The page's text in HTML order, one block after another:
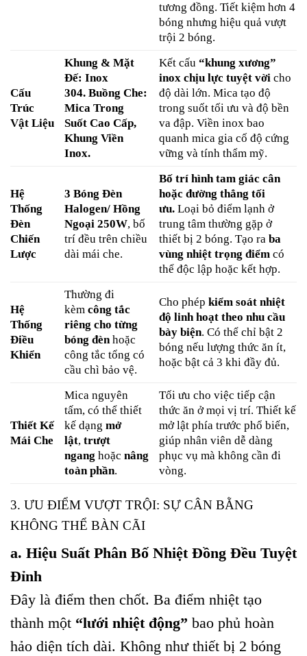
tương đồng. Tiết kiệm hơn 4
bóng nhưng hiệu quả vượt
trội 2 bóng.
Cấu
Trúc
Vật Liệu
Khung & Mặt
Đế: Inox
304. Buồng Che:
Mica Trong
Suốt Cao Cấp,
Khung Viền
Inox.
Kết cấu“khung xương”
inox chịu lực tuyệt vời cho
độ dài lớn. Mica tạo độ
trong suốt tối ưu và độ bền
va đập. Viền inox bao
quanh mica gia cố độ cứng
vững và tính thẩm mỹ.
Hệ
Thống
Đèn
Chiến
Lược
3 Bóng Đèn
Halogen/ Hồng
Ngoại 250W, bố
trí đều trên chiều
dài mái che.
Bố trí hình tam giác cân
hoặc đường thẳng tối
ưu. Loại bỏ điểm lạnh ở
trung tâm thường gặp ở
thiết bị 2 bóng. Tạo raba
vùng nhiệt trọng điểm có
thể độc lập hoặc kết hợp.
Hệ
Thống
Điều
Khiển
Thường đi
kèmcông tắc
riêng cho từng
bóng đènhoặc
công tắc tổng có
cầu chì bảo vệ.
Cho phépkiểm soát nhiệt
độ linh hoạt theo nhu cầu
bày biện. Có thể chỉ bật 2
bóng nếu lượng thức ăn ít,
hoặc bật cả 3 khi đầy đủ.
Thiết Kế
Mái Che
Mica nguyên
tấm, có thể thiết
kế dạngmở
lật,trượt
ngang hoặcnâng
toàn phần.
Tối ưu cho việc tiếp cận
thức ăn ở mọi vị trí. Thiết kế
mở lật phía trước phổ biến,
giúp nhân viên dễ dàng
phục vụ mà không cần đi
vòng.
3. ƯU ĐIỂM VƯỢT TRỘI: SỰ CÂN BẰNG
KHÔNG THỂ BÀN CÃI
a. Hiệu Suất Phân Bố Nhiệt Đồng Đều Tuyệt
Đỉnh
Đây là điểm then chốt. Ba điểm nhiệt tạo
thành một “lưới nhiệt động” bao phủ hoàn
hảo diện tích dài. Không như thiết bị 2 bóng